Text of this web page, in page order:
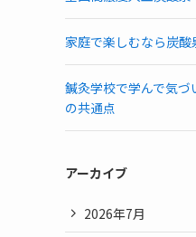
家庭で楽しむなら炭酸
鍼灸学校で学んで気
の共通点
アーカイブ
2026年7月